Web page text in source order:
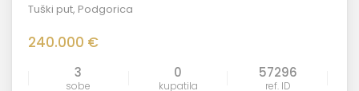
Tuški put, Podgorica
240.000 €
3
sobe
0
kupatila
57296
ref. ID